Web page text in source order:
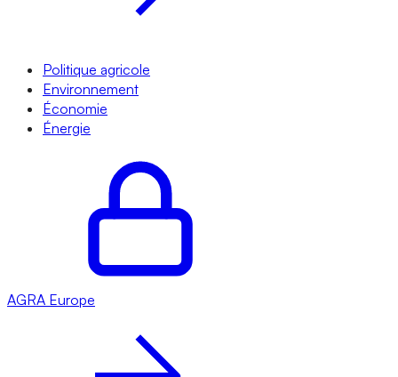
Politique agricole
Environnement
Économie
Énergie
AGRA Europe